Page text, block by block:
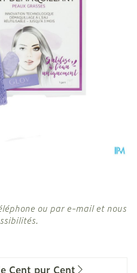
ou par e-mail et nous
Cent pur Cent